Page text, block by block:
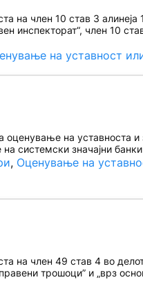
член 10 став 3 алинеја
инспекторат“, член 10
на уставност
на уставноста и
системски значајни банки
, Оценување на
член 49 став 4 во
трошоци” и „врз